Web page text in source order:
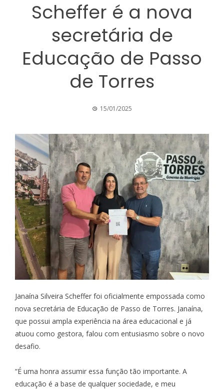
Scheffer é a nova
secretária de
Educação de Passo
de Torres
15/01/2025
Janaína Silveira Scheffer foi oficialmente empossada como
nova secretária de Educação de Passo de Torres. Janaína,
que possui ampla experiência na área educacional e já
atuou como gestora, falou com entusiasmo sobre o novo
desafio.
“É uma honra assumir essa função tão importante. A
educação é a base de qualquer sociedade, e meu